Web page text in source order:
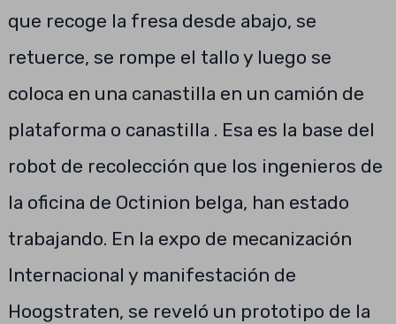
que recoge la fresa desde abajo, se
retuerce, se rompe el tallo y luego se
coloca en una canastilla en un camión de
plataforma o canastilla . Esa es la base del
robot de recolección que los ingenieros de
la oficina de Octinion belga, han estado
trabajando. En la expo de mecanización
Internacional y manifestación de
Hoogstraten, se reveló un prototipo de la